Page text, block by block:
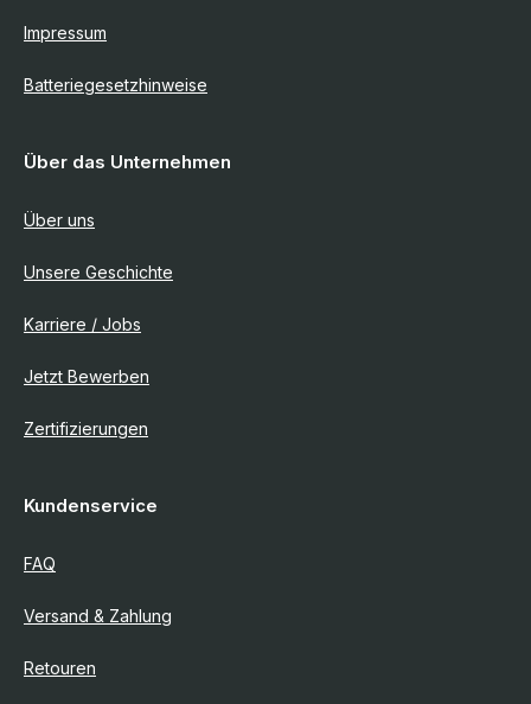
Impressum
Batteriegesetzhinweise
Über das Unternehmen
Über uns
Unsere Geschichte
Karriere / Jobs
Jetzt Bewerben
Zertifizierungen
Kundenservice
FAQ
Versand & Zahlung
Retouren